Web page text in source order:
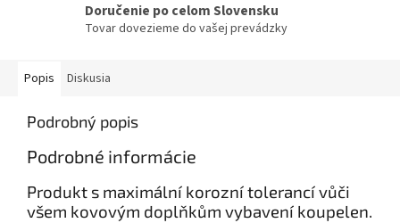
Doručenie po celom Slovensku
Tovar dovezieme do vašej prevádzky
Popis Diskusia
Podrobný popis
Podrobné informácie
Produkt s maximální korozní tolerancí vůči
všem kovovým doplňkům vybavení koupelen.